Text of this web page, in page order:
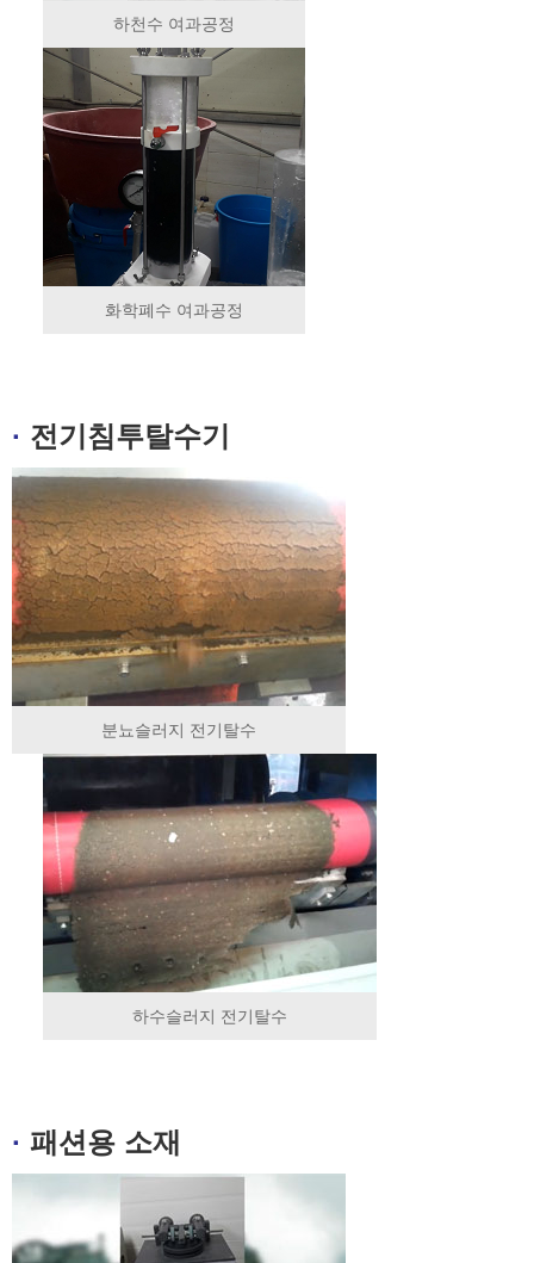
하천수 여과공정
화학폐수 여과공정
· 전기침투탈수기
분뇨슬러지 전기탈수
하수슬러지 전기탈수
· 패션용 소재